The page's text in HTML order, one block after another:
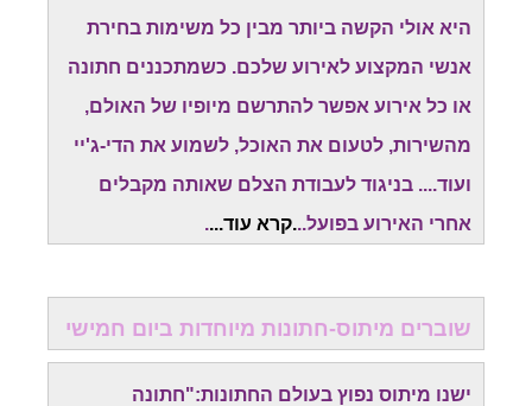
היא אולי הקשה ביותר מבין כל משימות בחירת
אנשי המקצוע לאירוע שלכם. כשמתכננים חתונה
או כל אירוע אפשר להתרשם מיופיו של האולם,
מהשירות, לטעום את האוכל, לשמוע את הדי-ג'יי
ועוד.... בניגוד לעבודת הצלם שאותה מקבלים
אחרי האירוע בפועל...קרא עוד...
.
שוברים מיתוס-חתונות מיוחדות ביום חמישי
ישנו מיתוס נפוץ בעולם החתונות:"חתונה